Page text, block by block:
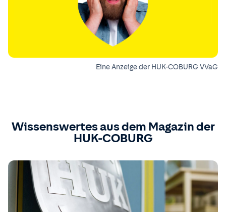
Eine Anzeige der HUK-COBURG VVaG
Wissenswertes aus dem Magazin der
HUK-COBURG